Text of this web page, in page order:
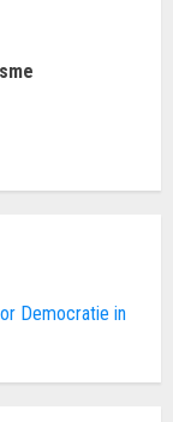
Democratie in